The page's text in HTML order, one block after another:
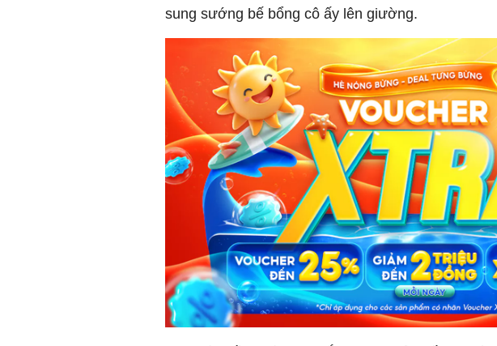
sung sướng bế bổng cô ấy lên giường.